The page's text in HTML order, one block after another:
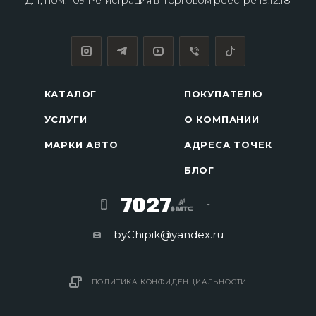
КАТАЛОГ
УСЛУГИ
МАРКИ АВТО
ПОКУПАТЕЛЮ
О КОМПАНИИ
АДРЕСА ТОЧЕК
БЛОГ
7027
byChipik@yandex.ru
ПОЛИТИКА КОНФИДЕНЦИАЛЬНОСТИ